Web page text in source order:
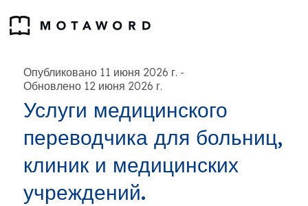
Опубликовано 11 июня 2026 г. -
Обновлено 12 июня 2026 г.
Услуги медицинского
переводчика для больниц,
клиник и медицинских
учреждений.